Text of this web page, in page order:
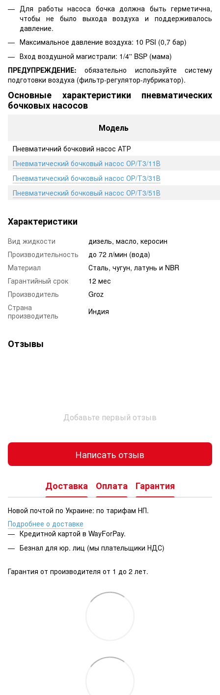
Для работы насоса бочка должна быть герметична,
чтобы не было выхода воздуха и поддерживалось
давление.
Максимальное давление воздуха: 10 PSI (0,7 бар)
Вход воздушной магистрали: 1/4'' BSP (мама)
ПРЕДУПРЕЖДЕНИЕ:обязательно используйте систему
подготовки воздуха (фильтр-регулятор-лубрикатор).
Основные характеристики пневматических
бочковых насосов
Модель
Пневматичний бочковий насос АТР
Пневматический бочковый насос ОР/Т3/11В
Пневматический бочковый насос ОР/Т3/31В
Пневматический бочковый насос ОР/Т3/51В
Характеристики
Вид жидкости
дизель, масло, керосин
Производительность
до 72 л/мин (вода)
Материал
Сталь, чугун, латунь и NBR
Гарантийный срок
12 мес
Производитель
Groz
Страна
производитель
Индия
Отзывы
Добавьте первый отзыв
Написать отзыв
Доставка Оплата Гарантия
Новой почтой по Украине: по тарифам НП.
Подробнее о доставке
Кредитной картой в WayForPay.
Безнал для юр. лиц (мы плательщики НДС)
Гарантия от производителя от 1 до 2 лет.